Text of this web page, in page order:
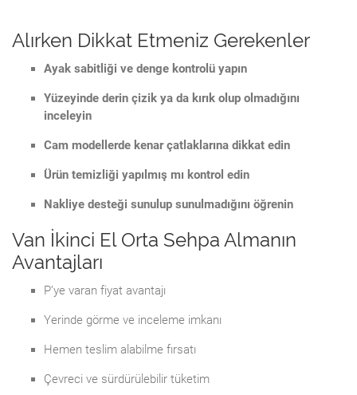
Alırken Dikkat Etmeniz Gerekenler
Ayak sabitliği ve denge kontrolü yapın
Yüzeyinde derin çizik ya da kırık olup olmadığını
inceleyin
Cam modellerde kenar çatlaklarına dikkat edin
Ürün temizliği yapılmış mı kontrol edin
Nakliye desteği sunulup sunulmadığını öğrenin
Van İkinci El Orta Sehpa Almanın
Avantajları
P’ye varan fiyat avantajı
Yerinde görme ve inceleme imkanı
Hemen teslim alabilme fırsatı
Çevreci ve sürdürülebilir tüketim